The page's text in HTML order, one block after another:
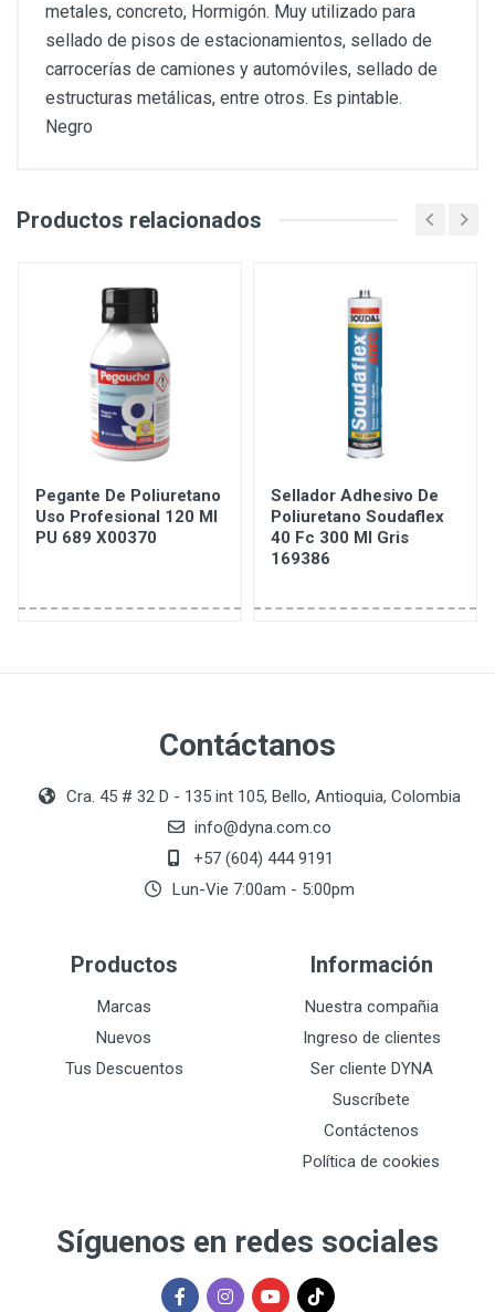
metales, concreto, Hormigón. Muy utilizado para
sellado de pisos de estacionamientos, sellado de
carrocerías de camiones y automóviles, sellado de
estructuras metálicas, entre otros. Es pintable.
Negro
Productos relacionados
Pegante De Poliuretano
Uso Profesional 120 Ml
PU 689 X00370
Sellador Adhesivo De
Poliuretano Soudaflex
40 Fc 300 Ml Gris
169386
Contáctanos
Cra. 45 # 32 D - 135 int 105, Bello, Antioquia, Colombia
info@dyna.com.co
+57 (604) 444 9191
Lun-Vie 7:00am - 5:00pm
Productos
Marcas
Nuevos
Tus Descuentos
Información
Nuestra compañia
Ingreso de clientes
Ser cliente DYNA
Suscríbete
Contáctenos
Política de cookies
Síguenos en redes sociales